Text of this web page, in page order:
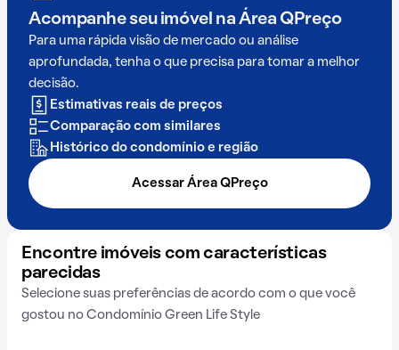
Acompanhe seu imóvel na Área QPreço
Para uma rápida visão de mercado ou análise
aprofundada, tenha o que precisa para tomar a melhor
decisão.
Estimativas reais de preços
Comparação com similares
Histórico do condomínio e região
Acessar Área QPreço
Encontre imóveis com características
parecidas
Selecione suas preferências de acordo com o que você
gostou no Condomínio Green Life Style